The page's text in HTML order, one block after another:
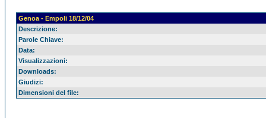
Genoa - Empoli 18/12/04
Descrizione:
Parole Chiave:
Data:
Visualizzazioni:
Downloads:
Giudizi:
Dimensioni del file: